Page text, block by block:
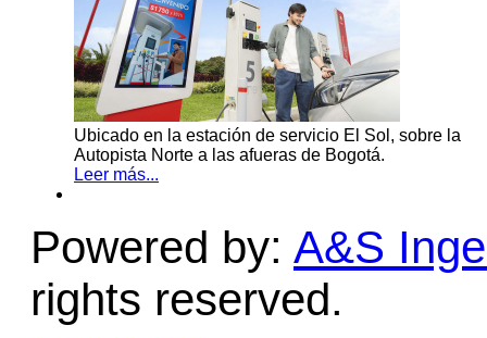
Ubicado en la estación de servicio El Sol, sobre la
Autopista Norte a las afueras de Bogotá.
Leer más...
Powered by: A&S
rights reserved.